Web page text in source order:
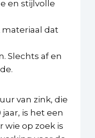
en stijlvolle
dat
Slechts af en
van zink, die
is het een
wie op zoek is